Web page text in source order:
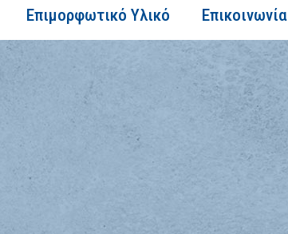
Επιμορφωτικό Υλικό Επικοινωνία